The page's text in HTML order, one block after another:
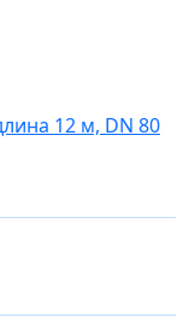
12 м, DN 80